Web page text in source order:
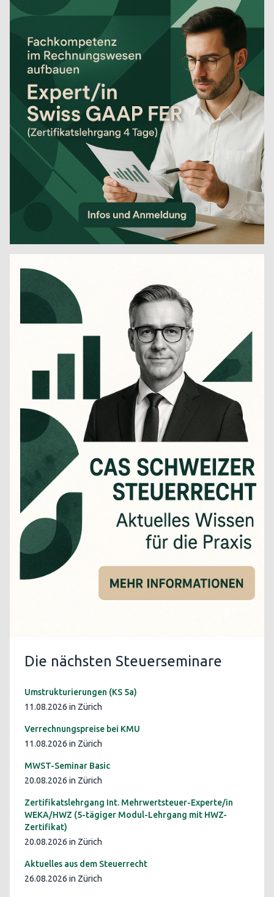
Die nächsten Steuerseminare
Umstrukturierungen (KS 5a)
11.08.2026 in Zürich
Verrechnungspreise bei KMU
11.08.2026 in Zürich
MWST-Seminar Basic
20.08.2026 in Zürich
Zertifikatslehrgang Int. Mehrwertsteuer-Experte/in
WEKA/HWZ (5-tägiger Modul-Lehrgang mit HWZ-
Zertifikat)
20.08.2026 in Zürich
Aktuelles aus dem Steuerrecht
26.08.2026 in Zürich